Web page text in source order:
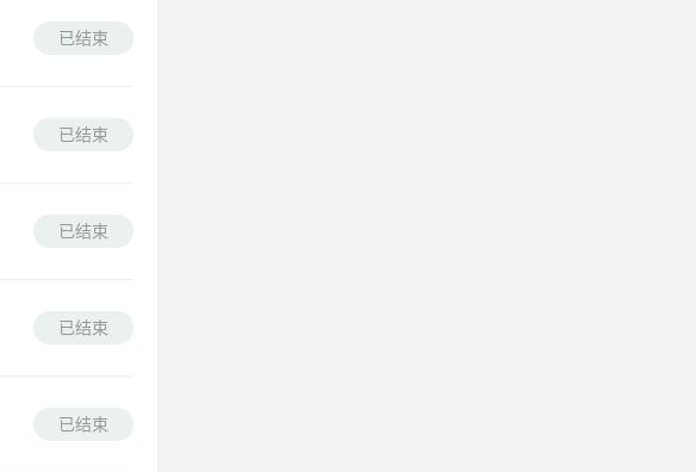
已结束
已结束
已结束
已结束
已结束